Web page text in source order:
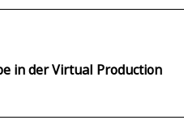
in der Virtual Production